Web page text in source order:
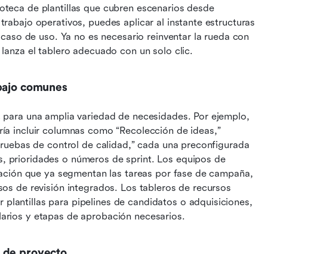
de plantillas que cubren escenarios desde
operativos, puedes aplicar al instante estructuras
de uso. Ya no es necesario reinventar la rueda con
el tablero adecuado con un solo clic.
comunes
una amplia variedad de necesidades. Por ejemplo,
incluir columnas como “Recolección de ideas,”
de control de calidad,” cada una preconfigurada
prioridades o números de sprint. Los equipos de
que ya segmentan las tareas por fase de campaña,
de revisión integrados. Los tableros de recursos
plantillas para pipelines de candidatos o adquisiciones,
y etapas de aprobación necesarios.